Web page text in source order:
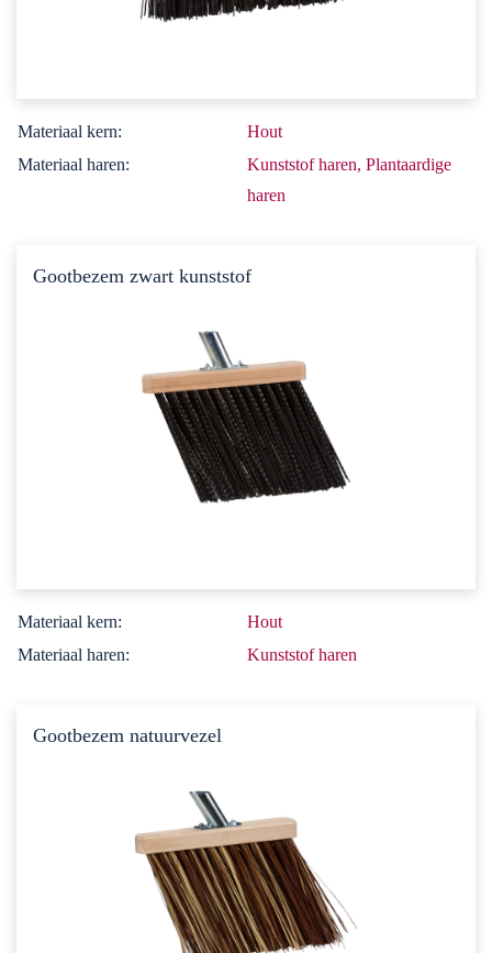
Materiaal kern:
Hout
Materiaal haren:
Kunststof haren, Plantaardige
haren
Gootbezem zwart kunststof
Materiaal kern:
Hout
Materiaal haren:
Kunststof haren
Gootbezem natuurvezel